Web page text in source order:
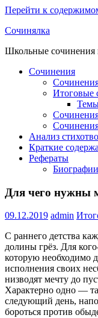
Перейти к
Сочинялка
Школьные сочинения
Сочинения
Итоговые
Анализ
Краткие
Рефераты
Биографии
Для чего нужны
09.12.2019 admin
С раннего детства
долины грёз. Для
которую необходимо
исполнения своих
низводят мечту до
Характерно одно —
следующий день,
бороться против